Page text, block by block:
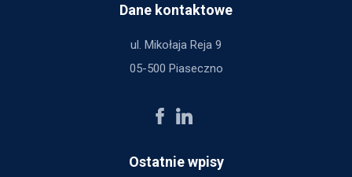
Dane kontaktowe
ul. Mikołaja Reja 9
05-500 Piaseczno
Ostatnie wpisy